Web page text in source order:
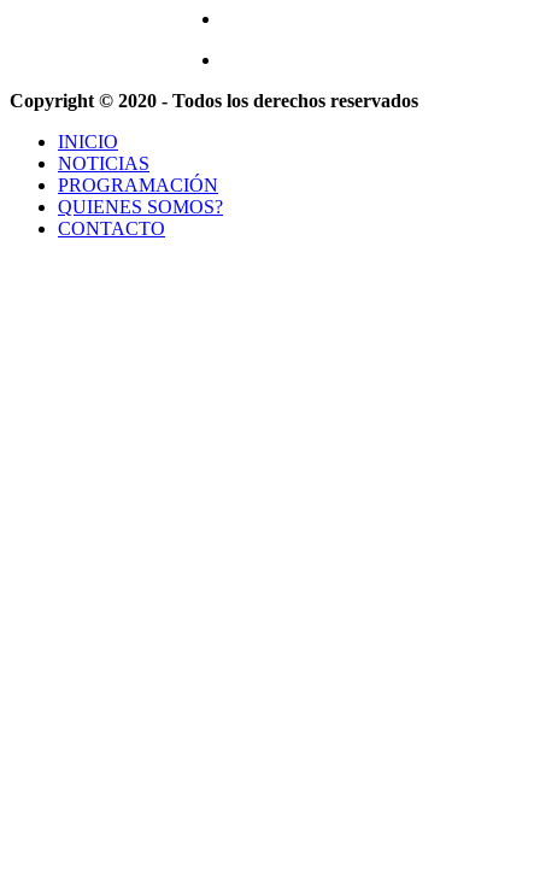
Copyright © 2020 - Todos los derechos reservados
INICIO
NOTICIAS
PROGRAMACIÓN
QUIENES SOMOS?
CONTACTO